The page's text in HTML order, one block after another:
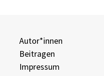
Autor*innen
Beitragen
Impressum